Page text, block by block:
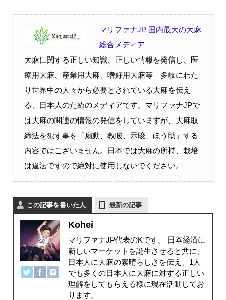
マリファナJP 国内最大の大麻
総合メディア
大麻に関する正しい知識、正しい情報を発信し、医
療用大麻、産業用大麻、嗜好用大麻等 多岐にわた
り世界中の人々から必要とされている大麻を伝え
る、日本人のためのメディアです。マリファナJPで
は大麻の関連の情報の発信をしていますが、大麻取
締法を犯す事を「扇動、教唆、示唆、ほう助」する
内容ではございません。日本では大麻の所持、栽培
は違法ですので絶対に使用しないでください。
この記事を書いた人 最新の記事
Kohei
マリファナJP代表のKです。 日本経済に
新しいマーケットを誕生させると共に、
日本人に大麻の素晴らしさを伝え、1人
でも多くの日本人に大麻に対する正しい
理解をしてもらえる様に現在活動してお
ります。